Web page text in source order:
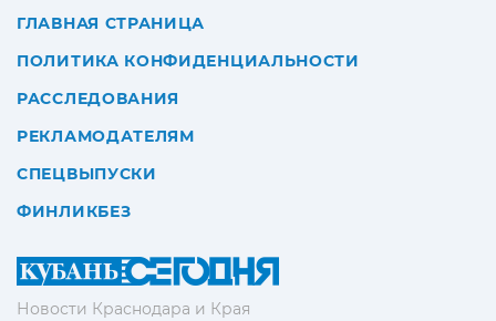
Новости Краснодара и Края
ГЛАВНАЯ СТРАНИЦА
ПОЛИТИКА КОНФИДЕНЦИАЛЬНОСТИ
РАССЛЕДОВАНИЯ
РЕКЛАМОДАТЕЛЯМ
СПЕЦВЫПУСКИ
ФИНЛИКБЕЗ